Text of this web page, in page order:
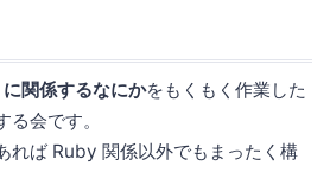
関係するなにかをもくもく作業した
会です。
れば Ruby 関係以外でもまったく構